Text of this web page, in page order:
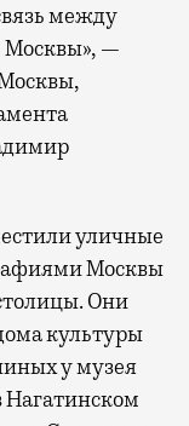
между
—
уличные
Москвы
Они
культуры
у музея
Нагатинском